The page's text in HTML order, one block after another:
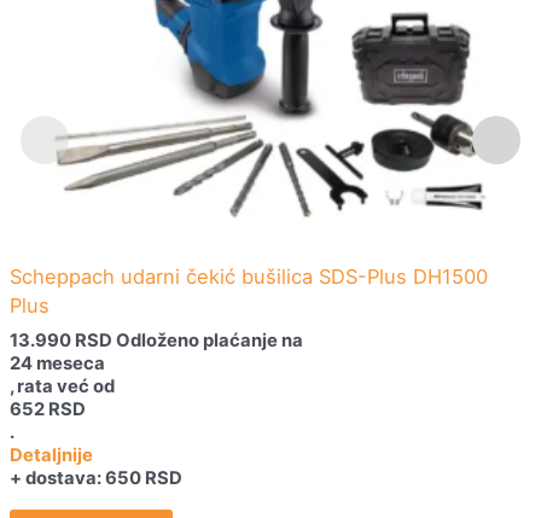
Scheppach udarni čekić bušilica SDS-Plus DH1500
Plus
13.990 RSD Odloženo plaćanje na
24 meseca
, rata već od
652 RSD
.
Detaljnije
+ dostava: 650 RSD